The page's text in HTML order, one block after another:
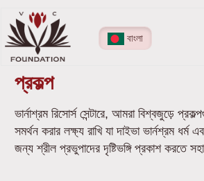
Skip
to
main
বাংলা
প্রকল্প
ভার্নাশ্রম রিসোর্স সেন্টারে, আমরা বিশ্বজুড়ে
সমর্থন করার লক্ষ্য রাখি যা দাইভা ভার্নশ্রম ধর্ম
জন্য শ্রীল প্রভুপাদের দৃষ্টিভঙ্গি প্রকাশ করতে